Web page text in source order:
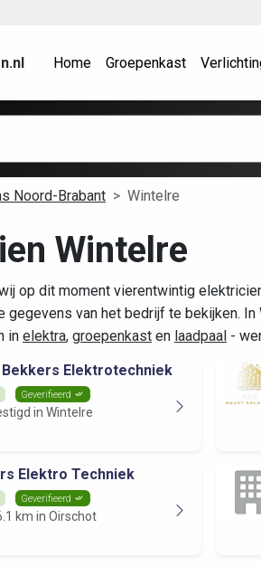
Home Groepenkast
Noord-Brabant Wintelre
Wintelre
op dit moment vierentwintig
gegevens van het bedrijf te bekijken.
in elektra, groepenkast en laadpaal -
Elektrotechniek
Geverifieerd
in Wintelre
Elektro Techniek
Geverifieerd
km in Oirschot